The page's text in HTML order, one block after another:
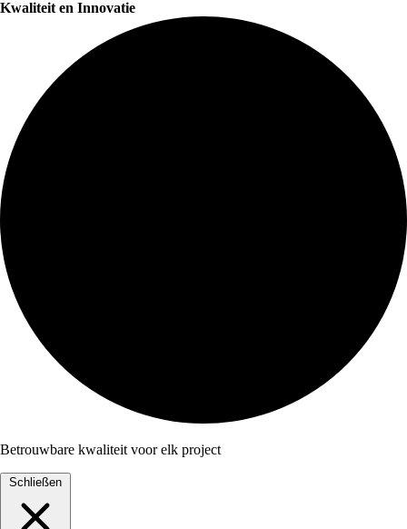
Kwaliteit en Innovatie
Betrouwbare kwaliteit voor elk project
Schließen